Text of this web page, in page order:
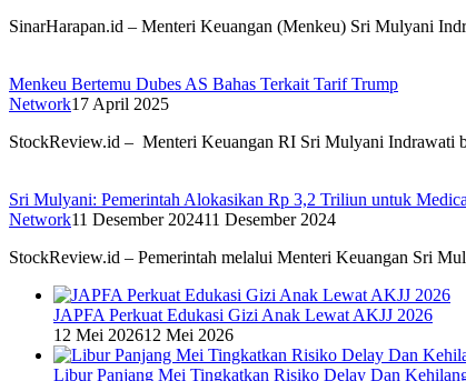
SinarHarapan.id – Menteri Keuangan (Menkeu) Sri Mulyani
Menkeu Bertemu Dubes AS Bahas Terkait Tarif Trump
Network17 April 2025
StockReview.id – Menteri Keuangan RI Sri Mulyani Indrawati
Sri Mulyani: Pemerintah Alokasikan Rp 3,2 Triliun untuk
Network11 Desember 202411 Desember 2024
StockReview.id – Pemerintah melalui Menteri Keuangan Sri
JAPFA Perkuat Edukasi Gizi Anak Lewat AKJJ 2026
12 Mei 202612 Mei 2026
Libur Panjang Mei Tingkatkan Risiko Delay Dan